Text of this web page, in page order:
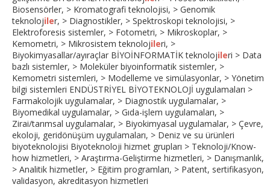
Biosensörler, > Kromatografi teknolojisi, > Genomik
teknolojiler, > Diagnostikler, > Spektroskopi teknolojisi, >
Elektroforesis sistemler, > Fotometri, > Mikroskoplar, >
Kemometri, > Mikrosistem teknolojileri, >
Biyokimyasallar/ayıraçlar BİYOİNFORMATİK teknolojileri > Data
bazlı sistemler, > Moleküler biyoinformatik sistemler, >
Kemometri sistemleri, > Modelleme ve simülasyonlar, > Yönetim
bilgi sistemleri ENDÜSTRİYEL BİYOTEKNOLOJİ uygulamaları >
Farmakolojik uygulamalar, > Diagnostik uygulamalar, >
Biyomedikal uygulamalar, > Gıda-işlem uygulamaları, >
Zirai/tarımsal uygulamalar, > Biyokimyasal uygulamalar, > Çevre,
ekoloji, geridönüşüm uygulamaları, > Deniz ve su ürünleri
biyoteknolojisi Biyoteknoloji hizmet grupları > Teknoloji/Know-
how hizmetleri, > Araştırma-Geliştirme hizmetleri, > Danışmanlık,
> Analitik hizmetler, > Eğitim programları, > Patent, sertifikasyon,
validasyon, akreditasyon hizmetleri